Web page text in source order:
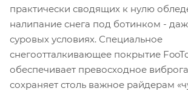
практически сводящих к нулю
налипание снега под ботинком -
суровых условиях. Специальное
снегоотталкивающее покрытие
обеспечивает превосходное
сохраняет столь важное райдерам